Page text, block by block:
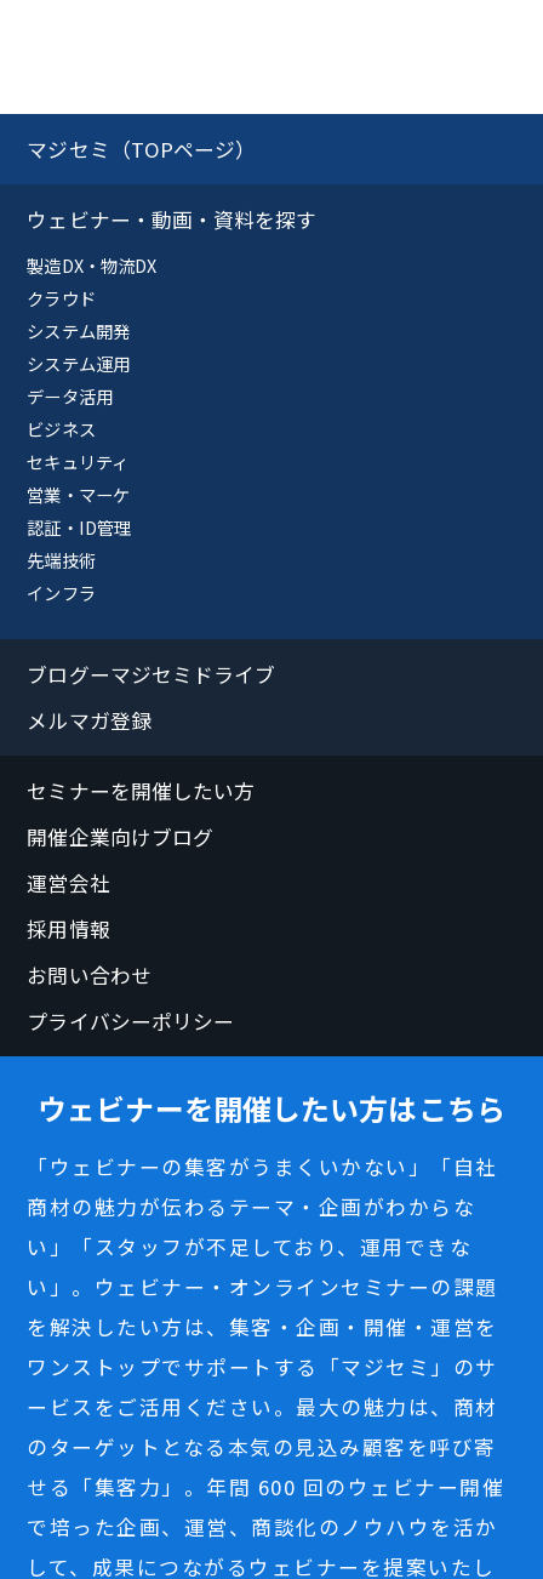
マジセミ（TOPページ）
ウェビナー・動画・資料を探す
製造DX・物流DX
クラウド
システム開発
システム運用
データ活用
ビジネス
セキュリティ
営業・マーケ
認証・ID管理
先端技術
インフラ
ブログーマジセミドライブ
メルマガ登録
セミナーを開催したい方
開催企業向けブログ
運営会社
採用情報
お問い合わせ
プライバシーポリシー
ウェビナーを開催したい方はこちら
「ウェビナーの集客がうまくいかない」「自社
商材の魅力が伝わるテーマ・企画がわからな
い」「スタッフが不足しており、運用できな
い」。ウェビナー・オンラインセミナーの課題
を解決したい方は、集客・企画・開催・運営を
ワンストップでサポートする「マジセミ」のサ
ービスをご活用ください。最大の魅力は、商材
のターゲットとなる本気の見込み顧客を呼び寄
せる「集客力」。年間 600 回のウェビナー開催
で培った企画、運営、商談化のノウハウを活か
して、成果につながるウェビナーを提案いたし